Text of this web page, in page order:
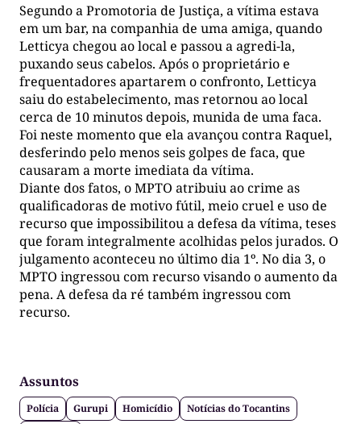
Segundo a Promotoria de Justiça, a vítima estava
em um bar, na companhia de uma amiga, quando
Letticya chegou ao local e passou a agredi-la,
puxando seus cabelos. Após o proprietário e
frequentadores apartarem o confronto, Letticya
saiu do estabelecimento, mas retornou ao local
cerca de 10 minutos depois, munida de uma faca.
Foi neste momento que ela avançou contra Raquel,
desferindo pelo menos seis golpes de faca, que
causaram a morte imediata da vítima.
Diante dos fatos, o MPTO atribuiu ao crime as
qualificadoras de motivo fútil, meio cruel e uso de
recurso que impossibilitou a defesa da vítima, teses
que foram integralmente acolhidas pelos jurados. O
julgamento aconteceu no último dia 1º. No dia 3, o
MPTO ingressou com recurso visando o aumento da
pena. A defesa da ré também ingressou com
recurso.
Assuntos
Polícia Gurupi Homicídio
Notícias do Tocantins